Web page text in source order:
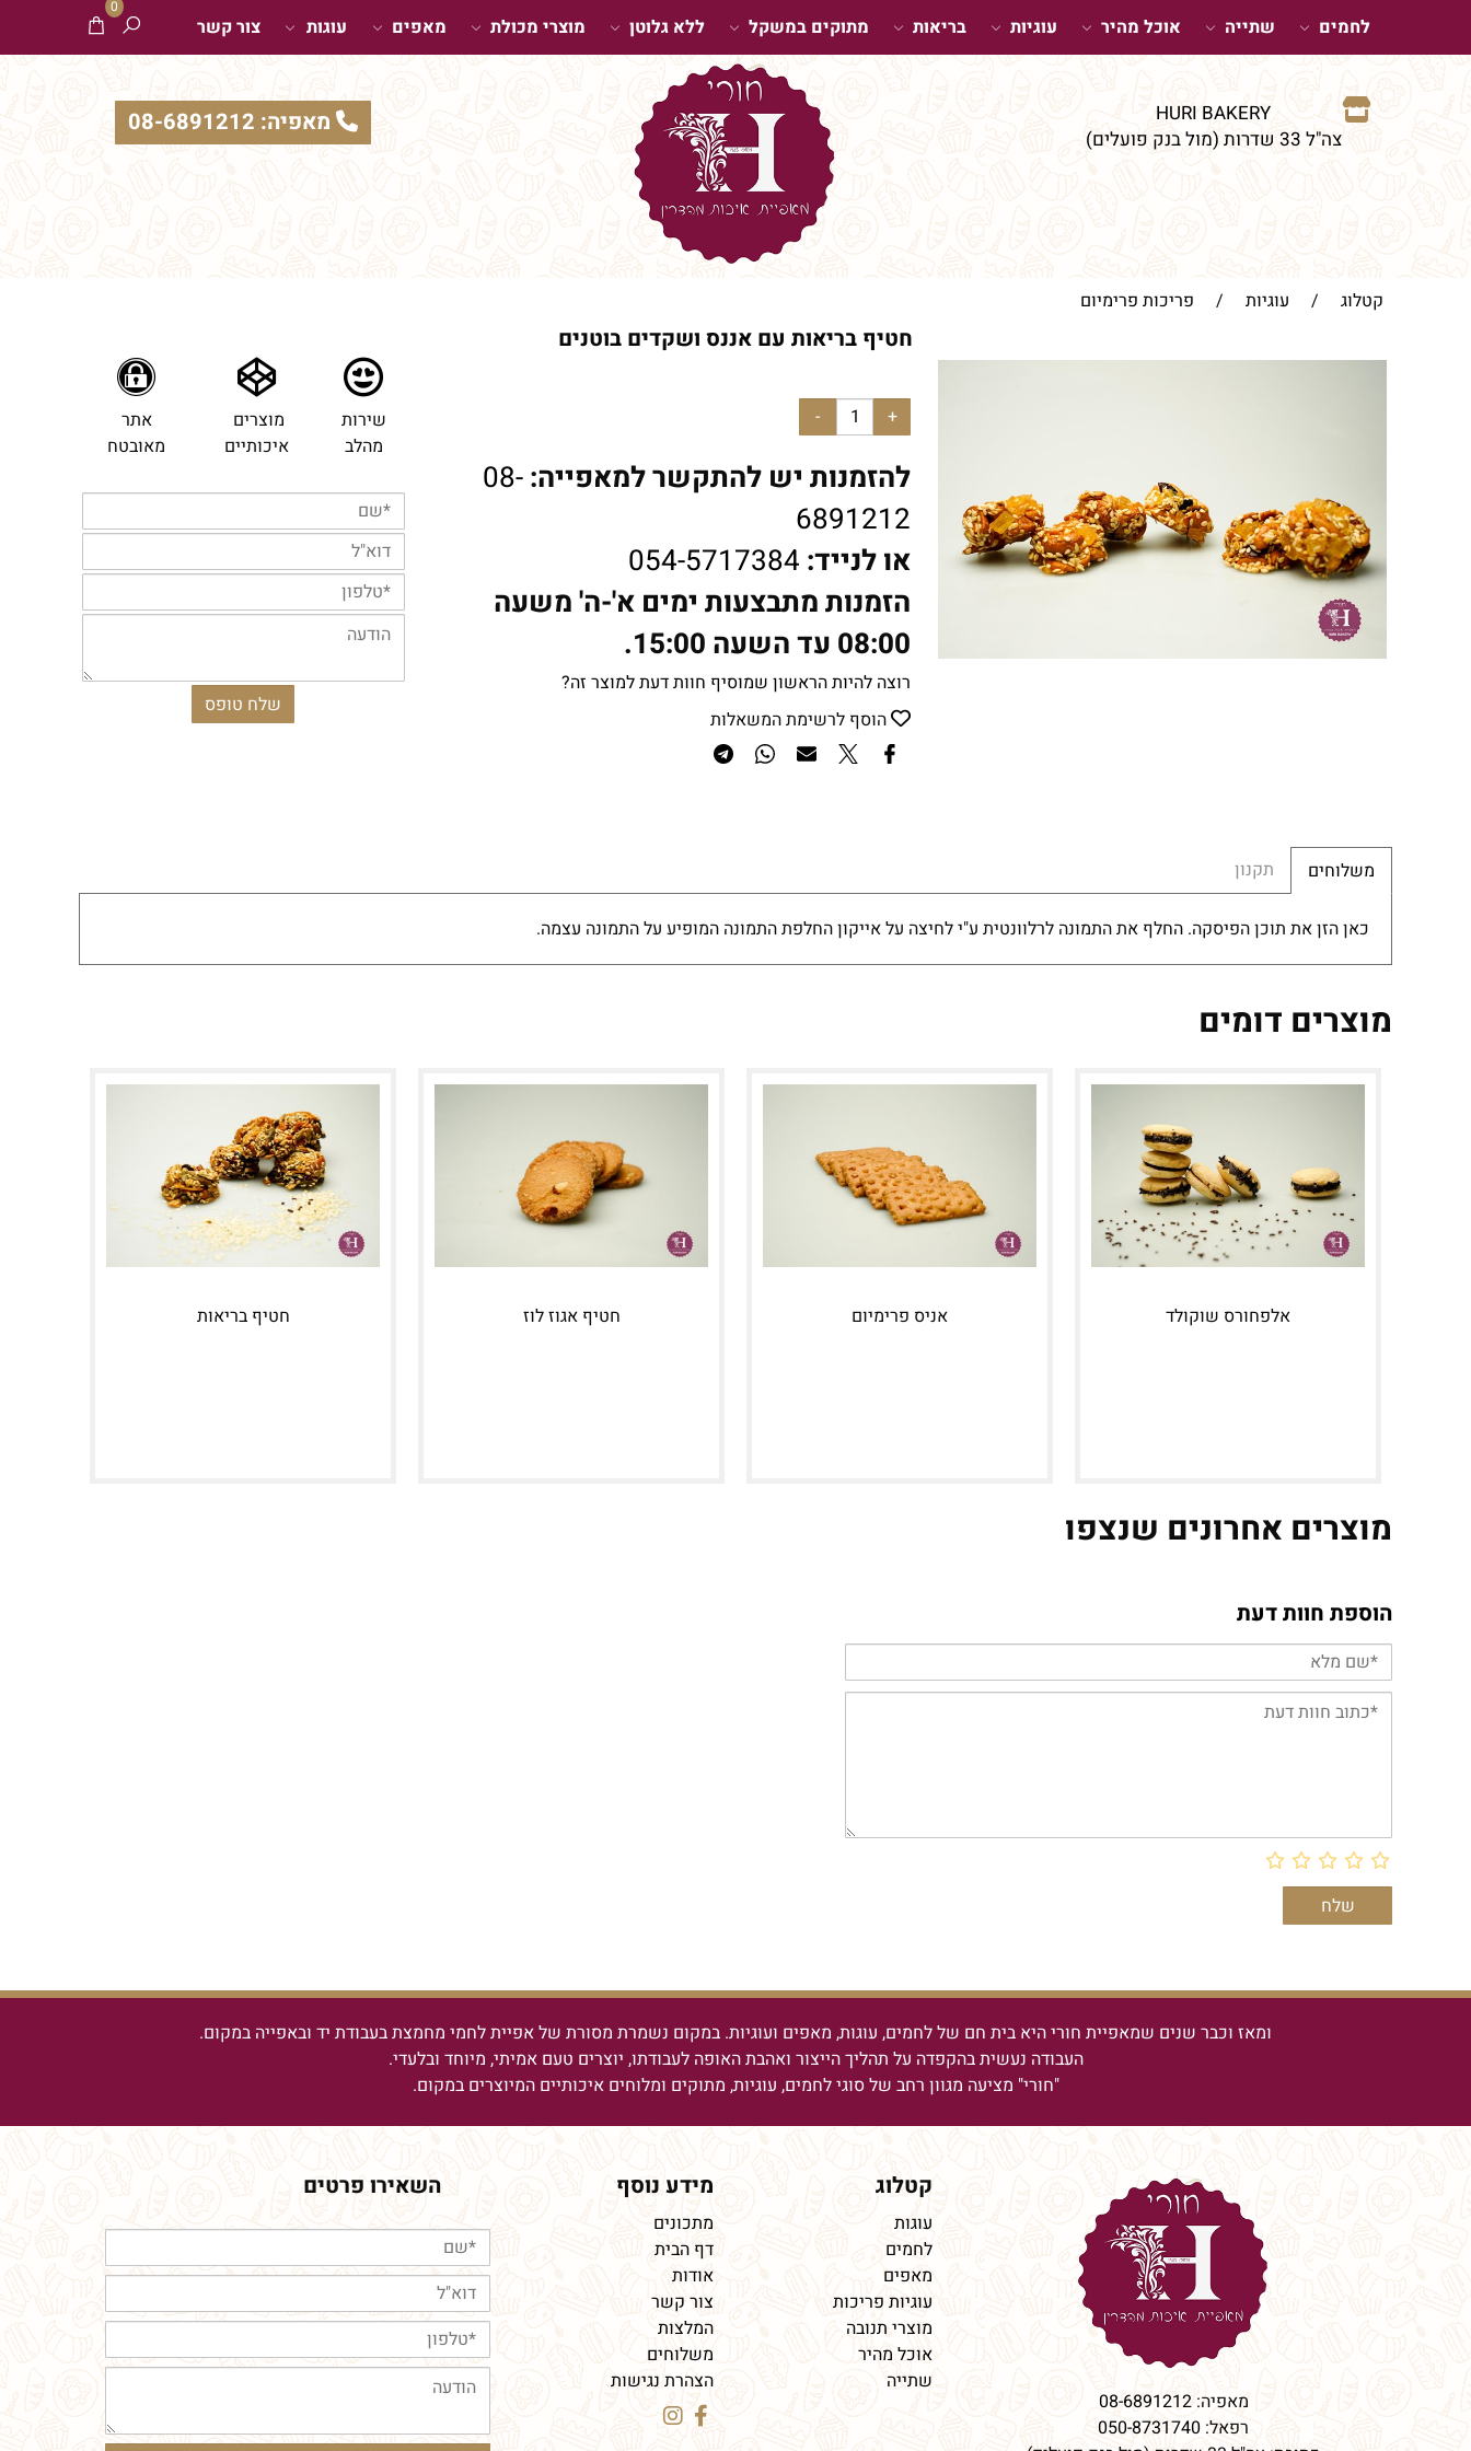
HURI BAKERY
צה"ל 33 שדרות (מול בנק פועלים)
מאפיה: 08-6891212
0
לחמים שתייה אוכל מהיר עוגיות בריאות מתוקים במשקל ללא גלוטן מוצרי מכולת מאפים עוגות צור קשר
קטלוג / עוגיות / פריכות פרימיום
חטיף בריאות עם אננס ושקדים בוטנים
להזמנות יש להתקשר למאפייה:08-
6891212
או לנייד: 054-5717384
הזמנות מתבצעות ימים א'-ה' משעה
08:00 עד השעה 15:00.
רוצה להיות הראשון שמוסיף חוות דעת למוצר זה?
הוסף לרשימת המשאלות
שירות
מהלב
מוצרים
איכותיים
אתר
מאובטח
משלוחים תקנון
כאן הזן את תוכן הפיסקה. החלף את התמונה לרלוונטית ע"י לחיצה על אייקון החלפת התמונה המופיע על התמונה עצמה.
מוצרים דומים
אלפחורס שוקולד אניס פרימיום חטיף אגוז לוז חטיף בריאות
מוצרים אחרונים שנצפו
הוספת חוות דעת
ומאז וכבר שנים שמאפיית חורי היא בית חם של לחמים, עוגות, מאפים ועוגיות. במקום נשמרת מסורת של אפיית לחמי מחמצת בעבודת יד ובאפייה במקום.
העבודה נעשית בהקפדה על תהליך הייצור ואהבת האופה לעבודתו, יוצרים טעם אמיתי, מיוחד ובלעדי.
"חורי" מציעה מגוון רחב של סוגי לחמים, עוגיות, מתוקים ומלוחים איכותיים המיוצרים במקום.
מאפיה:08-6891212
רפאל: 050-8731740
קטלוג
עוגות
לחמים
מאפים
עוגיות פריכות
מוצרי תנובה
אוכל מהיר
שתייה
מידע נוסף
מתכונים
דף הבית
אודות
צור קשר
המלצות
משלוחים
הצהרת נגישות
השאירו פרטים